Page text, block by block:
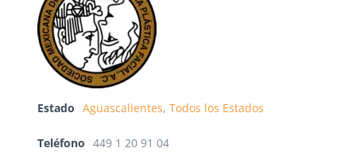
Estado Aguascalientes, Todos los Estados
Teléfono 449 1 20 91 04